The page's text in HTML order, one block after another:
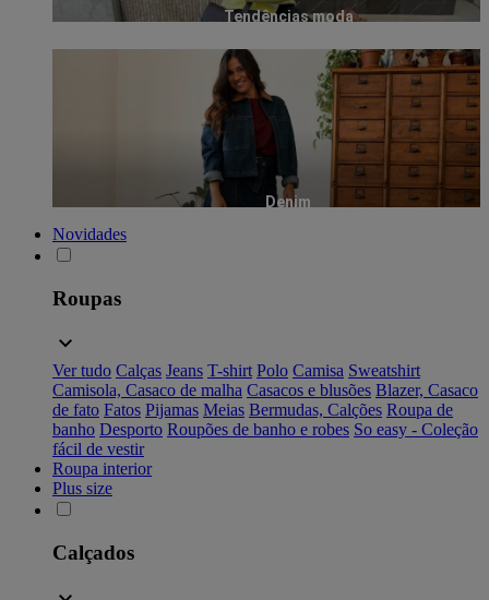
Tendências moda
Denim
Novidades
Roupas
Ver tudo Calças Jeans T-shirt Polo Camisa Sweatshirt
Camisola, Casaco de malha Casacos e blusões Blazer, Casaco
de fato Fatos Pijamas Meias Bermudas, Calções Roupa de
banho Desporto Roupões de banho e robes So easy - Coleção
fácil de vestir
Roupa interior
Plus size
Calçados